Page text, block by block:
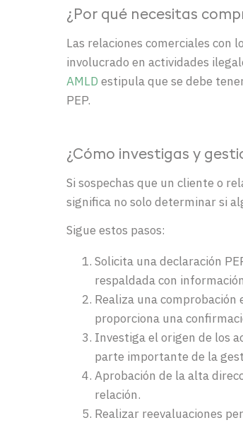
¿Por qué necesitas
Las relaciones comerciales con
involucrado en actividades
AMLD estipula que se debe
PEP.
¿Cómo investigas y
Si sospechas que un cliente o
significa no solo determinar si
Sigue estos pasos:
Solicita una declaración
respaldada con
Realiza una comprobación
proporciona una
Investiga el origen de los
parte importante de la
Aprobación de la alta
relación.
Realizar reevaluaciones